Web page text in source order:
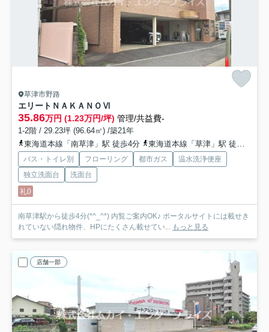
草津市野路
エリートＮＡＫＡＮＯⅥ
35.86万円 (1.23万円/坪) 管理/共益費-
1-2階 / 29.23坪 (96.64㎡) /築21年
東海道本線「南草津」駅 徒歩4分
東海道本線「草津」駅 徒歩30分
バス・トイレ別 フローリング 都市ガス
温水洗浄便座
独立洗面台
洗面台
礼0
南草津駅から徒歩4分(*^_^*) 内覧ご案内OK♪ ポータルサイトには載せき
れていない隠れ物件、HPにたくさん載せてい... もっと見る
店舗一部